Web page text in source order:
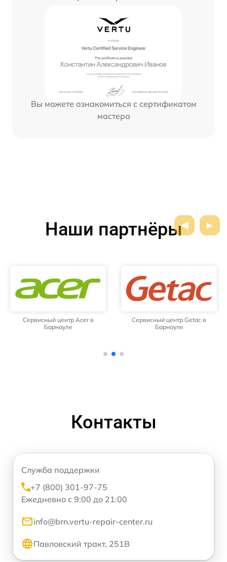
Вы можете ознакомиться с сертификатом
мастера
Наши партнёры
Сервисный центр Acer в
Барнауле
Сервисный центр Getac в
Барнауле
Контакты
Служба поддержки
+7 (800) 301-97-75
Ежедневно с 9:00 до 21:00
info@brn.vertu-repair-center.ru
Павловский тракт, 251В